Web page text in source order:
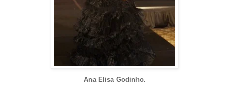
Ana Elisa Godinho.